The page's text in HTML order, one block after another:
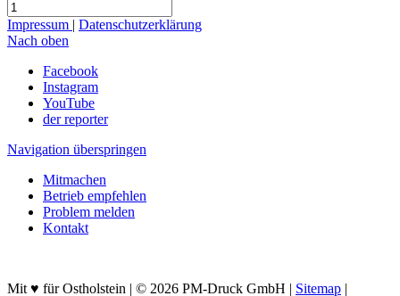
Impressum | Datenschutzerklärung
Nach oben
Facebook
Instagram
YouTube
der reporter
Navigation überspringen
Mitmachen
Betrieb empfehlen
Problem melden
Kontakt
Mit ♥ für Ostholstein | © 2026 PM-Druck GmbH | Sitemap |